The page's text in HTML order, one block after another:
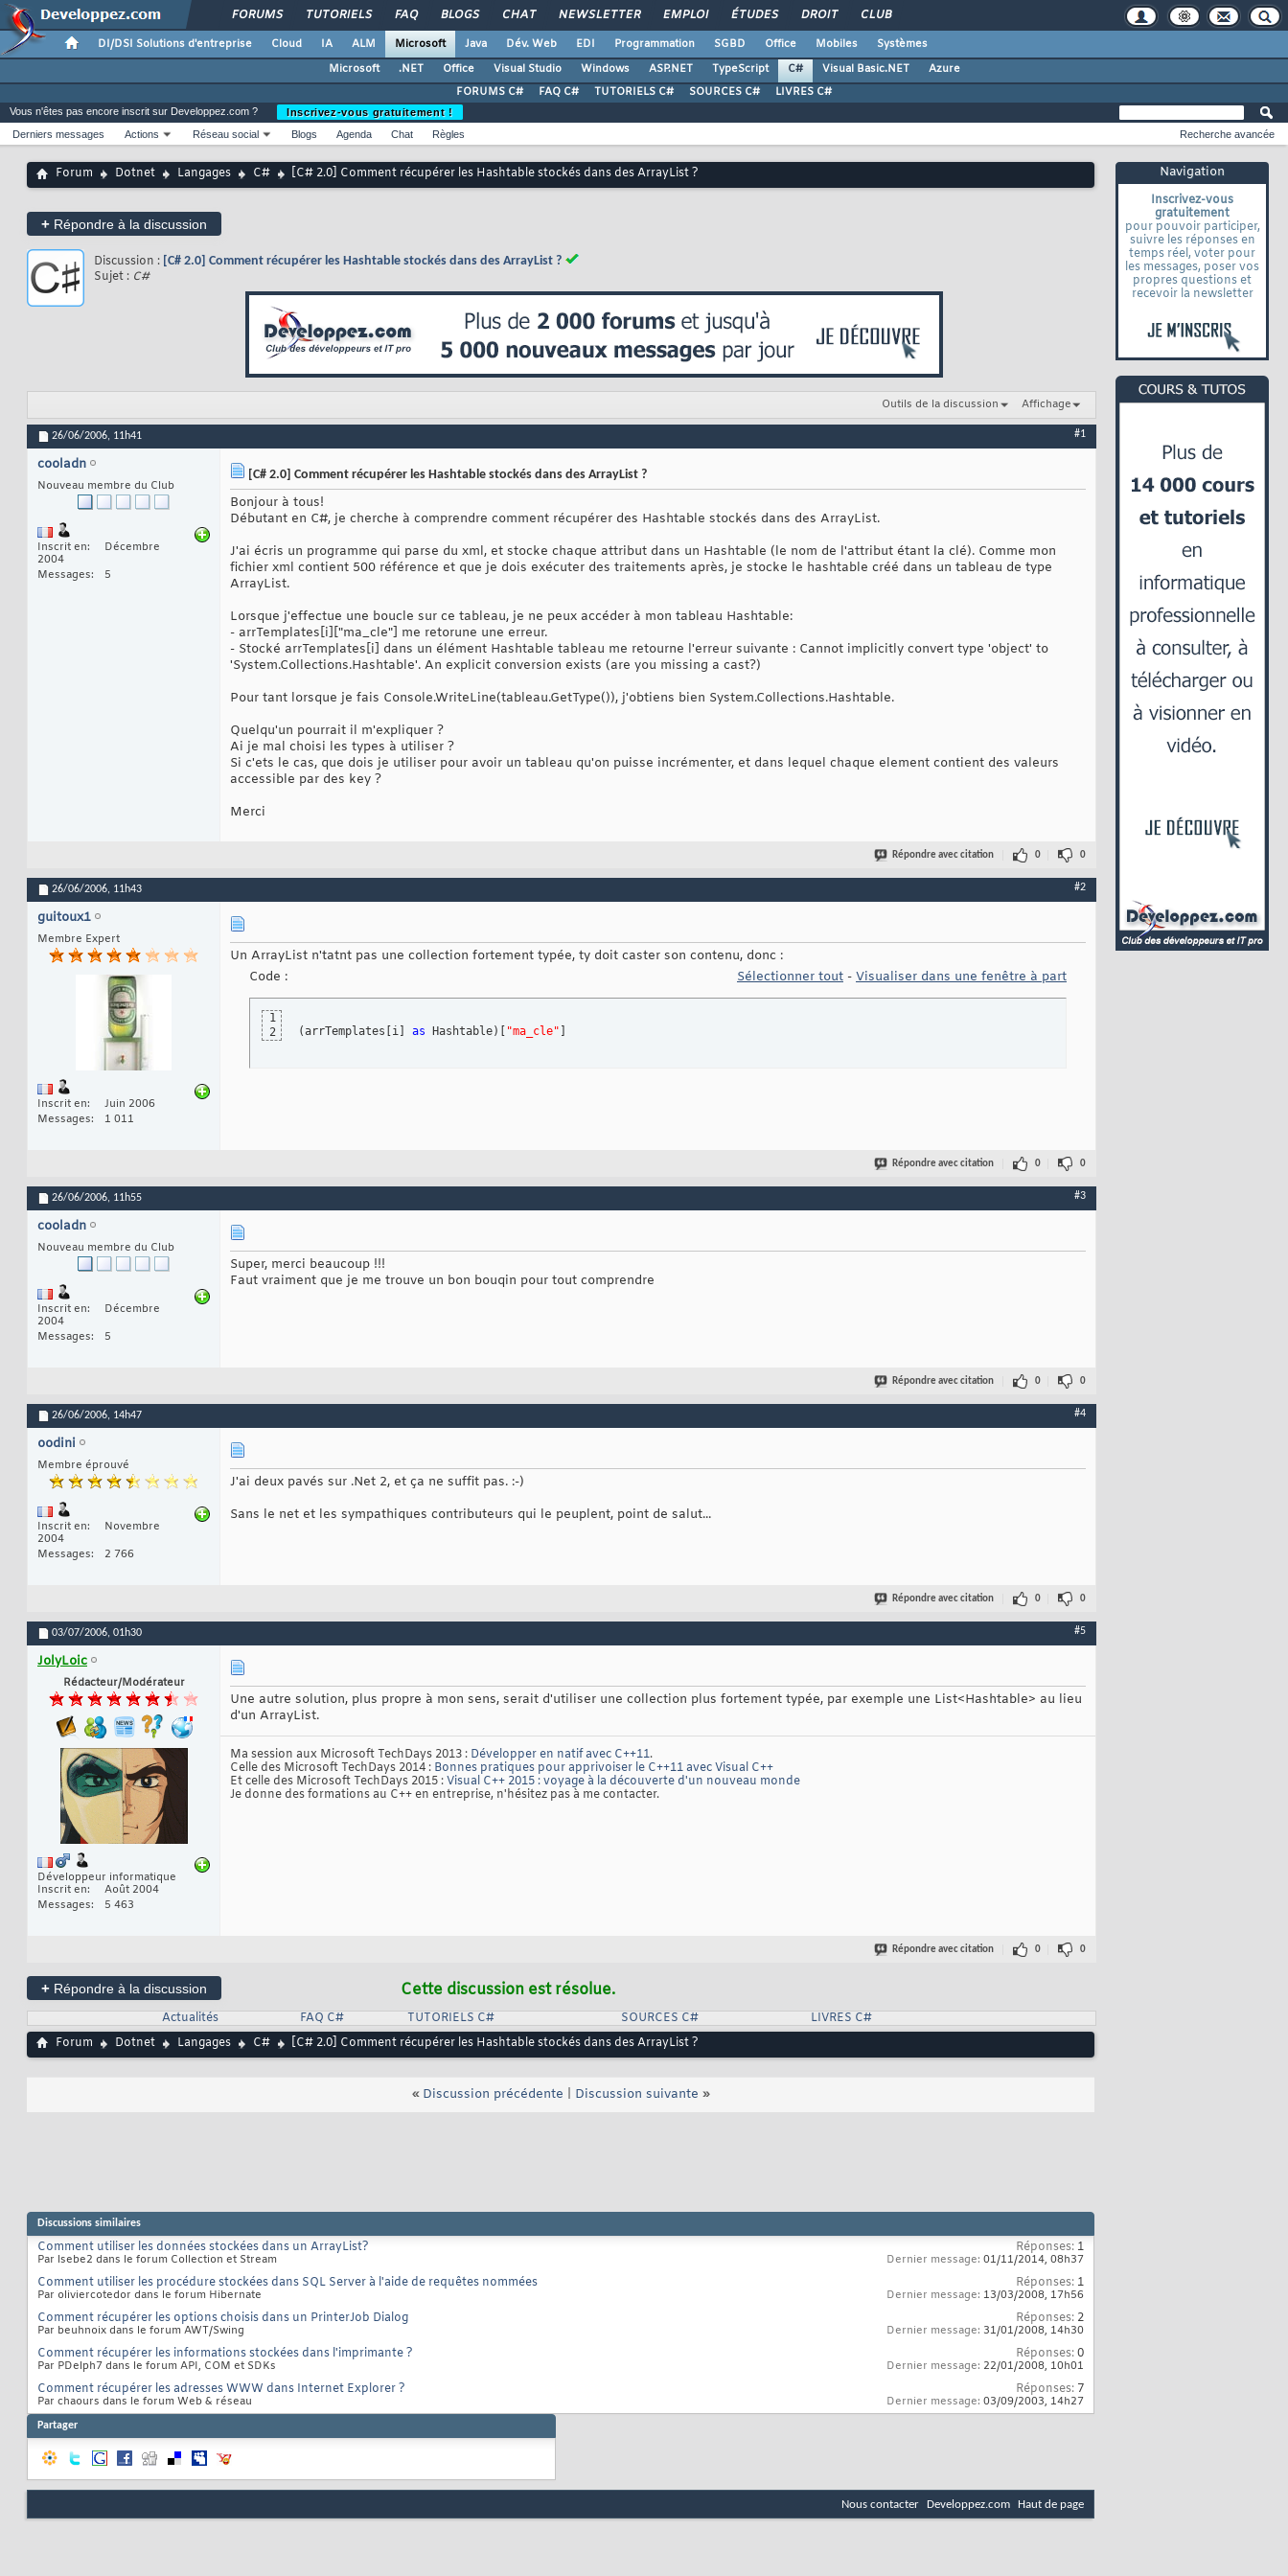
FORUMS TUTORIELS FAQ BLOGS CHAT NEWSLETTER EMPLOI ÉTUDES DROIT CLUB
DI/DSI Solutions d'entreprise Cloud IA ALM Microsoft Java Dév. Web EDI Programmation SGBD Office Mobiles
Systèmes
Microsoft
.NET Office Visual Studio Windows ASP.NET TypeScript C# Visual Basic.NET
Azure
FORUMS C#
FAQ C# TUTORIELS C# SOURCES C# LIVRES C#
Navigation
Inscrivez-vous
gratuitement
pour pouvoir participer,
suivre les réponses en
temps réel, voter pour
les messages, poser vos
propres questions et
recevoir la newsletter
Vous n'êtes pas encore inscrit sur Developpez.com ?
Inscrivez-vous gratuitement !
Derniers messages
Actions Réseau social Blogs Agenda Chat Règles Recherche avancée
Forum Dotnet Langages C# [C# 2.0] Comment récupérer les Hashtable stockés dans des ArrayList ?
+ Répondre à la discussion
Discussion : [C# 2.0] Comment récupérer les Hashtable stockés dans des ArrayList ?
Sujet : C#
Outils de la discussion Affichage
26/06/2006, 11h41 #1
cooladn
Nouveau membre du Club
Inscrit en
Décembre
2004
Messages
5
[C# 2.0] Comment récupérer les Hashtable stockés dans des ArrayList ?
Bonjour à tous!
Débutant en C#, je cherche à comprendre comment récupérer des Hashtable stockés dans des ArrayList.
J'ai écris un programme qui parse du xml, et stocke chaque attribut dans un Hashtable (le nom de l'attribut étant la clé). Comme mon
fichier xml contient 500 référence et que je dois exécuter des traitements après, je stocke le hashtable créé dans un tableau de type
ArrayList.
Lorsque j'effectue une boucle sur ce tableau, je ne peux accéder à mon tableau Hashtable:
- arrTemplates[i]["ma_cle"] me retorune une erreur.
- Stocké arrTemplates[i] dans un élément Hashtable tableau me retourne l'erreur suivante : Cannot implicitly convert type 'object' to
'System.Collections.Hashtable'. An explicit conversion exists (are you missing a cast?)
Pour tant lorsque je fais Console.WriteLine(tableau.GetType()), j'obtiens bien System.Collections.Hashtable.
Quelqu'un pourrait il m'expliquer ?
Ai je mal choisi les types à utiliser ?
Si c'ets le cas, que dois je utiliser pour avoir un tableau qu'on puisse incrémenter, et dans lequel chaque element contient des valeurs
accessible par des key ?
Merci
Répondre avec citation 0 0
26/06/2006, 11h43 #2
guitoux1
Membre Expert
Inscrit en
Juin 2006
Messages
1 011
Un ArrayList n'tatnt pas une collection fortement typée, ty doit caster son contenu, donc :
Code :
Sélectionner tout - Visualiser dans une fenêtre à part
1
2
(arrTemplates i as Hashtable) "ma_cle"
Répondre avec citation 0 0
26/06/2006, 11h55 #3
cooladn
Nouveau membre du Club
Inscrit en
Décembre
2004
Messages
5
Super, merci beaucoup !!!
Faut vraiment que je me trouve un bon bouqin pour tout comprendre
Répondre avec citation 0 0
26/06/2006, 14h47 #4
oodini
Membre éprouvé
Inscrit en
Novembre
2004
Messages
2 766
J'ai deux pavés sur .Net 2, et ça ne suffit pas. :-)
Sans le net et les sympathiques contributeurs qui le peuplent, point de salut...
Répondre avec citation 0 0
03/07/2006, 01h30 #5
JolyLoic
Rédacteur/Modérateur
Développeur informatique
Inscrit en
Août 2004
Messages
5 463
Une autre solution, plus propre à mon sens, serait d'utiliser une collection plus fortement typée, par exemple une List<Hashtable> au lieu
d'un ArrayList.
Ma session aux Microsoft TechDays 2013 : Développer en natif avec C++11.
Celle des Microsoft TechDays 2014 : Bonnes pratiques pour apprivoiser le C++11 avec Visual C++
Et celle des Microsoft TechDays 2015 :Visual C++ 2015 : voyage à la découverte d'un nouveau monde
Je donne des formations au C++ en entreprise, n'hésitez pas à me contacter.
Répondre avec citation 0 0
+ Répondre à la discussion Cette discussion est résolue.
Actualités FAQ C# TUTORIELS C# SOURCES C#
LIVRES C#
Forum
Dotnet Langages C# [C# 2.0] Comment récupérer les Hashtable stockés dans des ArrayList ?
« Discussion précédente Discussion suivante »
Discussions similaires
Comment utiliser les données stockées dans un ArrayList?
Par lsebe2 dans le forum Collection et Stream
Réponses: 1
Dernier message: 01/11/2014, 08h37
Comment utiliser les procédure stockées dans SQL Server à l'aide de requêtes nommées
Par oliviercotedor dans le forum Hibernate
Réponses: 1
Dernier message: 13/03/2008, 17h56
Comment récupérer les options choisis dans un PrinterJob Dialog
Par beuhnoix dans le forum AWT/Swing
Réponses: 2
Dernier message: 31/01/2008, 14h30
Comment récupérer les informations stockées dans l'imprimante ?
Par PDelph7 dans le forum API, COM et SDKs
Réponses:0
Dernier message: 22/01/2008, 10h01
Comment récupérer les adresses WWW dans Internet Explorer ?
Par chaours dans le forum Web & réseau
Réponses: 7
Dernier message: 03/09/2003, 14h27
Partager
Nous contacter Developpez.com Haut de page